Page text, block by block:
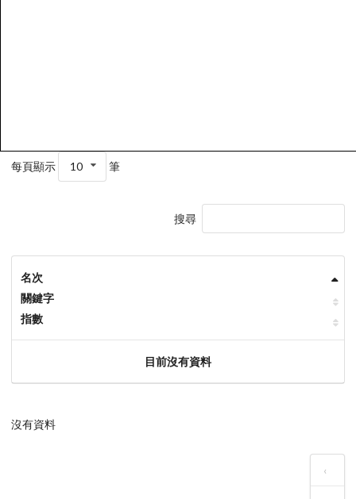
每頁顯示 10 筆
搜尋
名次
關鍵字
指數
目前沒有資料
沒有資料
‹